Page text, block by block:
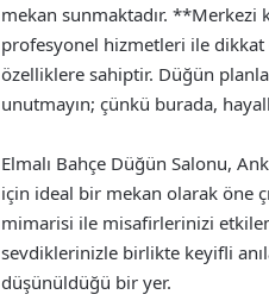
mekan sunmaktadır. **Merkezi
profesyonel hizmetleri ile
özelliklere sahiptir. Düğün
unutmayın; çünkü burada,
Elmalı Bahçe Düğün Salonu,
için ideal bir mekan olarak öne
mimarisi ile misafirlerinizi
sevdiklerinizle birlikte keyifli
düşünüldüğü bir yer.